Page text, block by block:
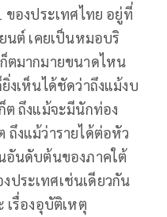
องประเทศไทย อยู่ที่
นต์ เคยเป็นหมอบริ
ตมากมายขนาดไหน
งเห็นได้ชัดว่าถึงแม้งบ
ต ถึงแม้จะมีนักท่อง
ถึงแม้ว่ารายได้ต่อหัว
อันดับต้นของภาคใต้
ระเทศเช่นเดียวกัน
เรื่องอุบัติเหตุ